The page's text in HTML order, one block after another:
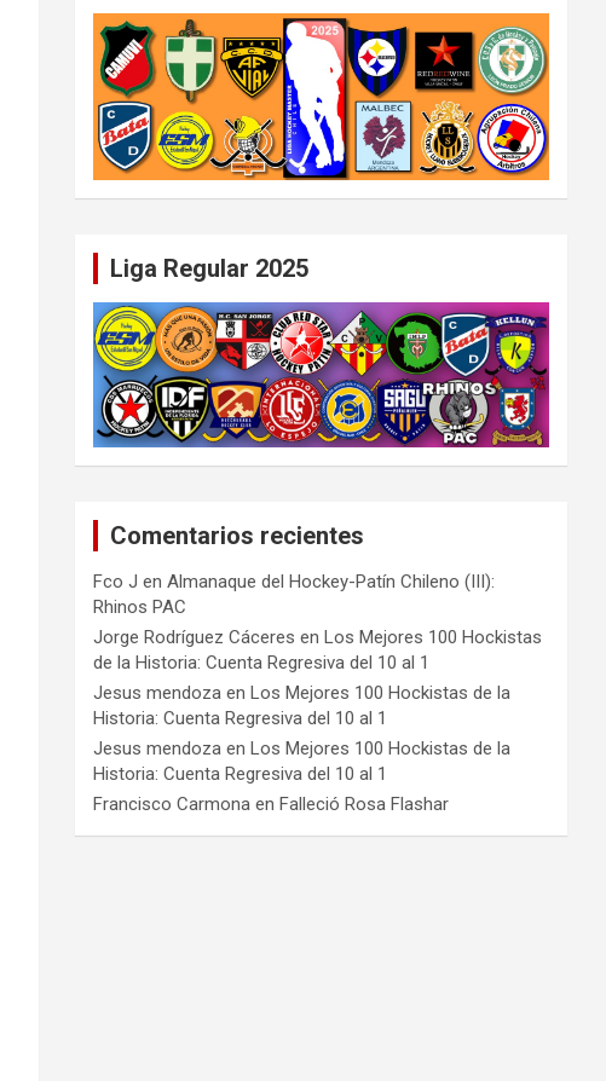
Liga Regular 2025
Comentarios recientes
Fco J enAlmanaque del Hockey-Patín Chileno (III):
Rhinos PAC
Jorge Rodríguez Cáceres enLos Mejores 100 Hockistas
de la Historia: Cuenta Regresiva del 10 al 1
Jesus mendoza enLos Mejores 100 Hockistas de la
Historia: Cuenta Regresiva del 10 al 1
Jesus mendoza enLos Mejores 100 Hockistas de la
Historia: Cuenta Regresiva del 10 al 1
Francisco Carmona enFalleció Rosa Flashar